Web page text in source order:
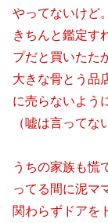
やってないけど
きちんと鑑定す
プだと買いたた
大きな骨とう品
に売らないよう
（嘘は言ってな
うちの家族も慌
ってる間に泥マ
関わらずドアを